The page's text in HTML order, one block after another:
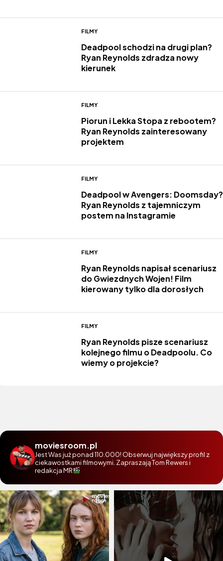
FILMY
Deadpool schodzi na drugi plan?
Ryan Reynolds zdradza nowy
kierunek
FILMY
Piorun i Lekka Stopa z rebootem?
Ryan Reynolds zainteresowany
projektem
FILMY
Deadpool w Avengers: Doomsday?
Ryan Reynolds z tajemniczym
postem na Instagramie
FILMY
Ryan Reynolds napisał scenariusz
do Gwiezdnych Wojen! Film
kierowany tylko dla dorosłych
FILMY
Ryan Reynolds pisze scenariusz
kolejnego filmu o Deadpoolu. Co
wiemy o projekcie?
moviesroom.pl
Jest Was już ponad 110.000! Obserwuj największy profil z
ciekawostkami filmowymi. Zapraszają Tom Rewers i
redakcja MR